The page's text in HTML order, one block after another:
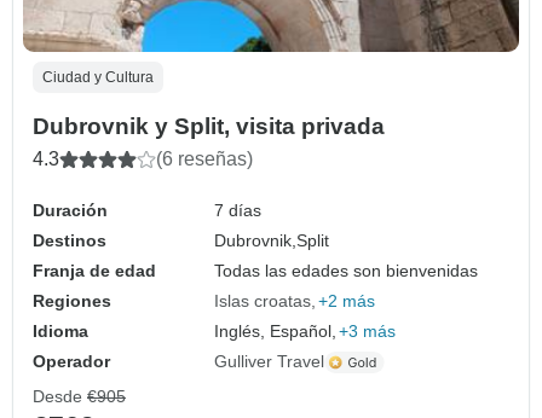
Ciudad y Cultura
Dubrovnik y Split, visita privada
4.3 (6 reseñas)
Duración
7 días
Destinos
Dubrovnik,Split
Franja de edad
Todas las edades son bienvenidas
Regiones
Islas croatas +2 más
Idioma
Inglés, Español, +3 más
Operador
Gulliver Travel
Desde €905